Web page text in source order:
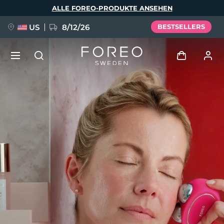
ALLE FOREO-PRODUKTE ANSEHEN
US 8/12/26 BESTSELLERS
Anmelden
Benutzerkonto
Meine Geräte
Meine Bestellungen
Meine Adressen
Meine Abonnements
FAQ™ Pure Beauty-Tech Elixir
BREAKING NEWS
issa™ Teeth Whitening Set
Deutsch
Español
Italiano
Português
Svenska
Русский
简体中文 繁體中文